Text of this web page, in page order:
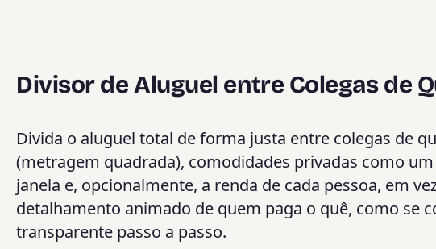
Divisor de Aluguel entre Colegas de
Divida o aluguel total de forma justa entre colegas de
(metragem quadrada), comodidades privadas como
janela e, opcionalmente, a renda de cada pessoa, em
detalhamento animado de quem paga o quê, como se
transparente passo a passo.